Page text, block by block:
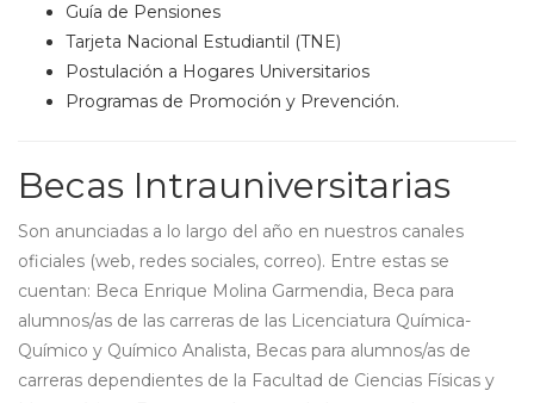
Guía de Pensiones
Tarjeta Nacional Estudiantil (TNE)
Postulación a Hogares Universitarios
Programas de Promoción y Prevención.
Becas Intrauniversitarias
Son anunciadas a lo largo del año en nuestros canales
oficiales (web, redes sociales, correo). Entre estas se
cuentan: Beca Enrique Molina Garmendia, Beca para
alumnos/as de las carreras de las Licenciatura Química-
Químico y Químico Analista, Becas para alumnos/as de
carreras dependientes de la Facultad de Ciencias Físicas y